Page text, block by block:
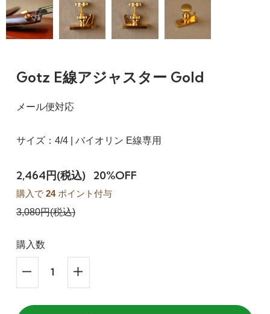
Gotz E線アジャスター Gold
メール便対応
サイズ：4/4 | バイオリン E線専用
2,464円(税込) 20%OFF
購入で 24ポイント付与
3,080円(税込)
購入数